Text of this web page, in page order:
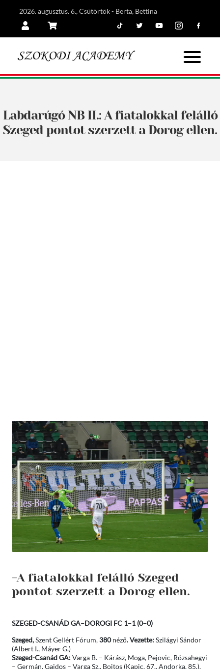
2026. augusztus. 6., Csütörtök - Berta, Bettina
Labdarúgó NB II.: A fiatalokkal felálló
Szeged pontot szerzett a Dorog ellen.
-A fiatalokkal felálló Szeged
pontot szerzett a Dorog ellen.
SZEGED-CSANÁD GA–DOROGI FC 1–1 (0–0)
Szeged,Szent Gellért Fórum,380néző. Vezette:Szilágyi Sándor
(Albert I., Máyer G.)
Szeged-Csanád GA:Varga B. – Kárász, Moga, Pejovic, Rózsahegyi
– Germán, Gajdos – Varga Sz., Bojtos (Kapic, 67., Andorka, 85.),